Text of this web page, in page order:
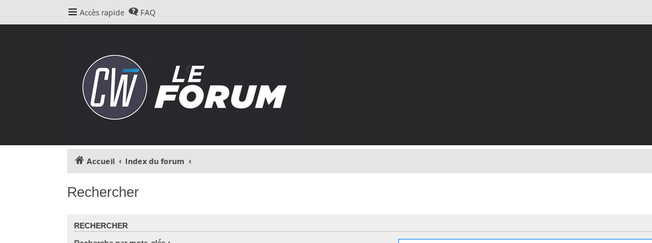
Accès rapide FAQ
Accueil Index du forum
Rechercher
RECHERCHER